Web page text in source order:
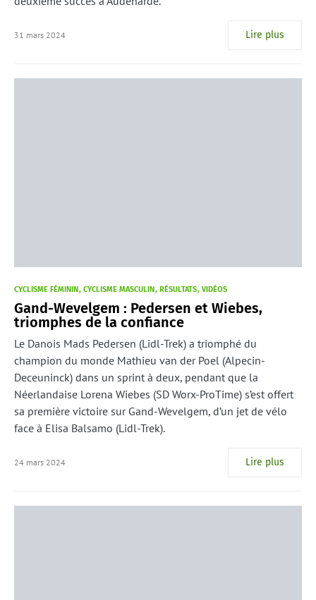
31 mars 2024 Lire plus
CYCLISME FÉMININ CYCLISME MASCULIN RÉSULTATS VIDÉOS
Gand-Wevelgem : Pedersen et Wiebes,
triomphes de la confiance
Le Danois Mads Pedersen (Lidl-Trek) a triomphé du
champion du monde Mathieu van der Poel (Alpecin-
Deceuninck) dans un sprint à deux, pendant que la
Néerlandaise Lorena Wiebes (SD Worx-ProTime) s’est offert
sa première victoire sur Gand-Wevelgem, d’un jet de vélo
face à Elisa Balsamo (Lidl-Trek).
24 mars 2024 Lire plus